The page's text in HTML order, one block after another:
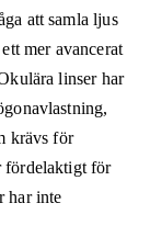
att samla ljus
mer avancerat
linser har
krävs för
fördelaktigt för
har inte